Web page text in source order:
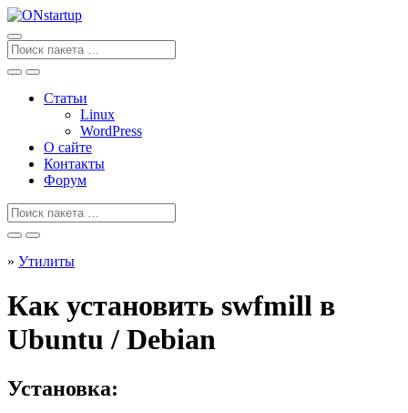
Перейти
к
содержанию
Поиск
для
Статьи
Linux
WordPress
О сайте
Контакты
Форум
Поиск
» Утилиты
Как установить swfmill в
Ubuntu / Debian
Установка: